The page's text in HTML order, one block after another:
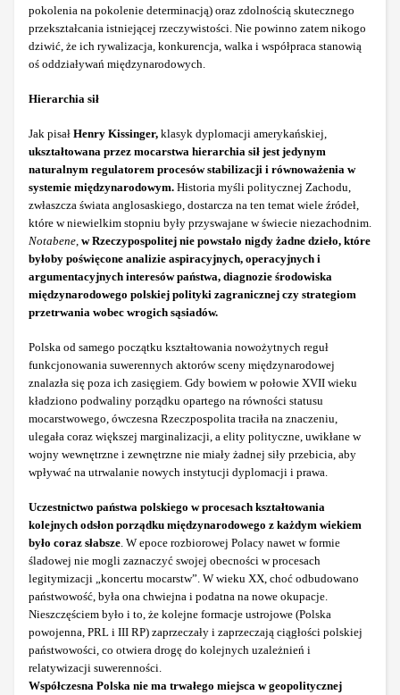
pokolenia na pokolenie determinacją) oraz zdolnością skutecznego
przekształcania istniejącej rzeczywistości. Nie powinno zatem nikogo
dziwić, że ich rywalizacja, konkurencja, walka i współpraca stanowią
oś oddziaływań międzynarodowych.
Hierarchia sił
Jak pisał Henry Kissinger, klasyk dyplomacji amerykańskiej,
ukształtowana przez mocarstwa hierarchia sił jest jedynym
naturalnym regulatorem procesów stabilizacji i równoważenia w
systemie międzynarodowym. Historia myśli politycznej Zachodu,
zwłaszcza świata anglosaskiego, dostarcza na ten temat wiele źródeł,
które w niewielkim stopniu były przyswajane w świecie niezachodnim.
Notabene w Rzeczypospolitej nie powstało nigdy żadne dzieło, które
byłoby poświęcone analizie aspiracyjnych, operacyjnych i
argumentacyjnych interesów państwa, diagnozie środowiska
międzynarodowego polskiej polityki zagranicznej czy strategiom
przetrwania wobec wrogich sąsiadów.
Polska od samego początku kształtowania nowożytnych reguł
funkcjonowania suwerennych aktorów sceny międzynarodowej
znalazła się poza ich zasięgiem. Gdy bowiem w połowie XVII wieku
kładziono podwaliny porządku opartego na równości statusu
mocarstwowego, ówczesna Rzeczpospolita traciła na znaczeniu,
ulegała coraz większej marginalizacji, a elity polityczne, uwikłane w
wojny wewnętrzne i zewnętrzne nie miały żadnej siły przebicia, aby
wpływać na utrwalanie nowych instytucji dyplomacji i prawa.
Uczestnictwo państwa polskiego w procesach kształtowania
kolejnych odsłon porządku międzynarodowego z każdym wiekiem
było coraz słabsze . W epoce rozbiorowej Polacy nawet w formie
śladowej nie mogli zaznaczyć swojej obecności w procesach
legitymizacji „koncertu mocarstw”. W wieku XX, choć odbudowano
państwowość, była ona chwiejna i podatna na nowe okupacje.
Nieszczęściem było i to, że kolejne formacje ustrojowe (Polska
powojenna, PRL i III RP) zaprzeczały i zaprzeczają ciągłości polskiej
państwowości, co otwiera drogę do kolejnych uzależnień i
relatywizacji suwerenności.
Współczesna Polska nie ma trwałego miejsca w geopolitycznej